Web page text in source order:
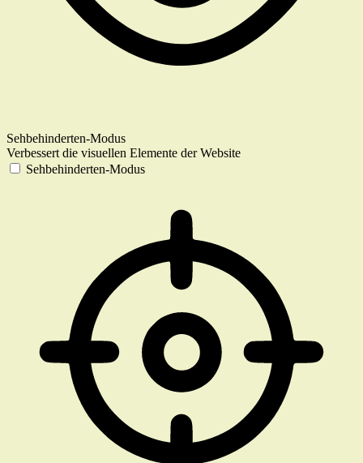
Sehbehinderten-Modus
Verbessert die visuellen Elemente der Website
Sehbehinderten-Modus